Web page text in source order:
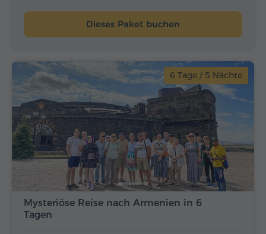
Dieses Paket buchen
6 Tage / 5 Nächte
Mysteriöse Reise nach Armenien in 6
Tagen